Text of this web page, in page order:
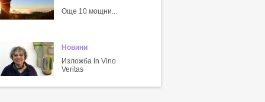
Още 10 мощни...
Новини
Изложба In Vino
Veritas